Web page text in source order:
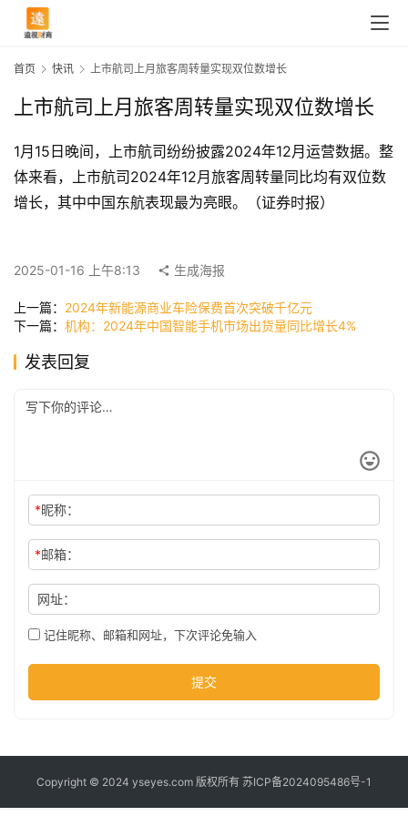
页
快
讯
时
尚
科
技
首页 快讯 上市航司上月旅客周转量实现双位数增长
上市航司上月旅客周转量实现双位数增长
1月15日晚间，上市航司纷纷披露2024年12月运营数据。整
体来看，上市航司2024年12月旅客周转量同比均有双位数
增长，其中中国东航表现最为亮眼。（证券时报）
2025-01-16 上午8:13 生成海报
上一篇： 2024年新能源商业车险保费首次突破千亿元
下一篇： 机构：2024年中国智能手机市场出货量同比增长4%
发表回复
*昵称：
*邮箱：
网址：
记住昵称、邮箱和网址，下次评论免输入
提交
Copyright © 2024 yseyes.com 版权所有 苏ICP备2024095486号-1